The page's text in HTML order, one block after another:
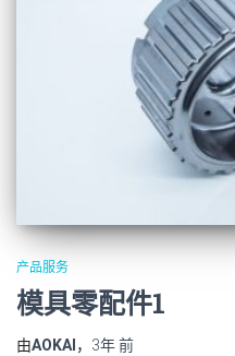
产品服务
模具零配件1
由AOKAI ， 3年前